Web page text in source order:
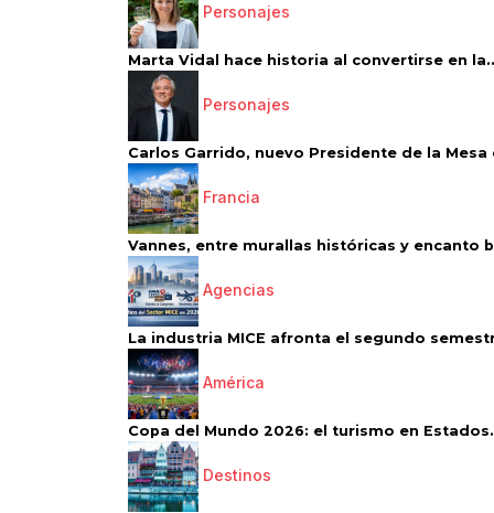
Personajes
Marta Vidal hace historia al convertirse en
Personajes
Carlos Garrido, nuevo Presidente de la Mesa
Francia
Vannes, entre murallas históricas y encanto
Agencias
La industria MICE afronta el segundo
América
Copa del Mundo 2026: el turismo en
Destinos